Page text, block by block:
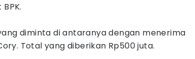
diminta di antaranya dengan menerima
Total yang diberikan Rp500 juta.